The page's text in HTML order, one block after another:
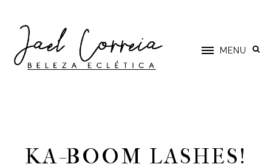
MENU
KA-BOOM LASHES!